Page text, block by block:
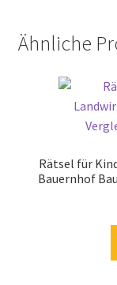
Ähnliche
Rätsel für
Bauernhof